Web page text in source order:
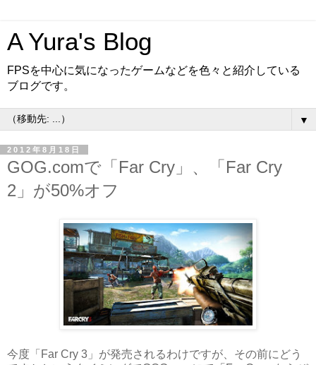
A Yura's Blog
FPSを中心に気になったゲームなどを色々と紹介している
ブログです。
▼
2012年8月18日
GOG.comで「Far Cry」、「Far Cry
2」が50%オフ
今度「Far Cry 3」が発売されるわけですが、その前にどう